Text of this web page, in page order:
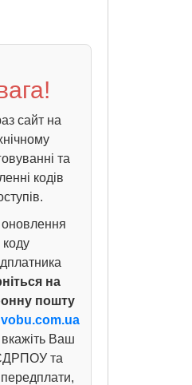
сайт на
та
кодів
коду
на
пошту
вкажіть Ваш
та